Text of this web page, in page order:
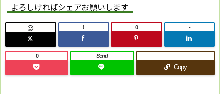
よろしければシェアお願いします
 ! 0 -
0 Send
Copy
-